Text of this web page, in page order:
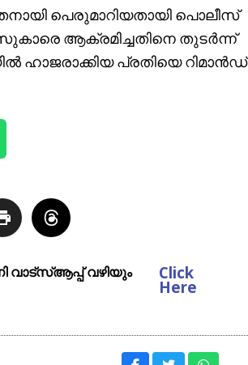
പെരുമാറിയതായി പൊലീസ്
ആക്രമിച്ചതിനെ തുടർന്ന്
ഹാജരാക്കിയ പ്രതിയെ റിമാൻഡ്
വാട്സ്ആപ്പ് വഴിയും Click
Here